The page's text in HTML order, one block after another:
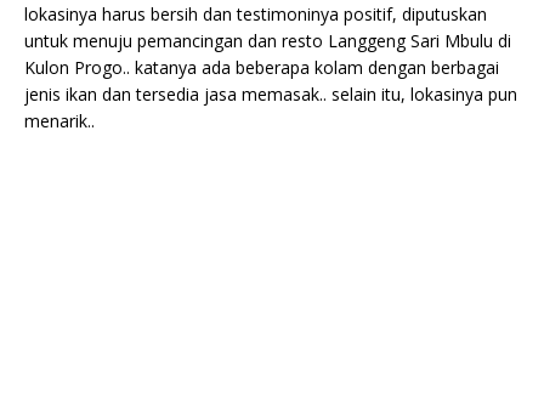
lokasinya harus bersih dan testimoninya positif, diputuskan
untuk menuju pemancingan dan resto Langgeng Sari Mbulu di
Kulon Progo.. katanya ada beberapa kolam dengan berbagai
jenis ikan dan tersedia jasa memasak.. selain itu, lokasinya pun
menarik..